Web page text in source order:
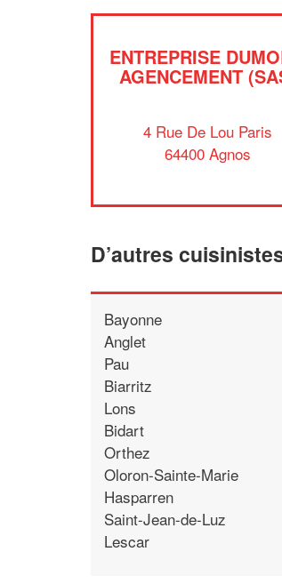
ENTREPRISE
AGENCEMENT
4 Rue De Lou Paris
64400 Agnos
D’autres
Bayonne
Anglet
Pau
Biarritz
Lons
Bidart
Orthez
Oloron-Sainte-Marie
Hasparren
Saint-Jean-de-Luz
Lescar